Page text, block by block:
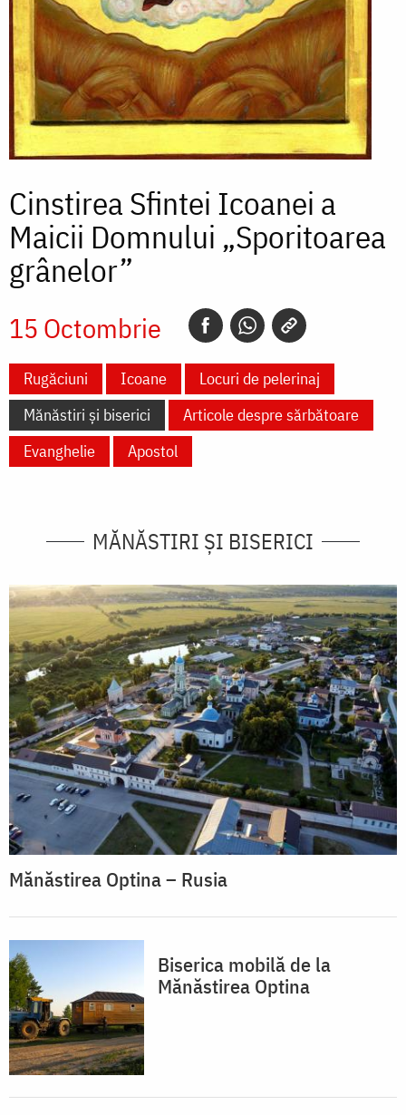
Cinstirea Sfintei Icoanei a
Maicii Domnului „Sporitoarea
grânelor”
15 Octombrie
Rugăciuni Icoane
Locuri de pelerinaj
Mănăstiri și biserici
Articole despre sărbătoare
Evanghelie
Apostol
MĂNĂSTIRI ȘI BISERICI
Mănăstirea Optina – Rusia
Biserica mobilă de la
Mănăstirea Optina